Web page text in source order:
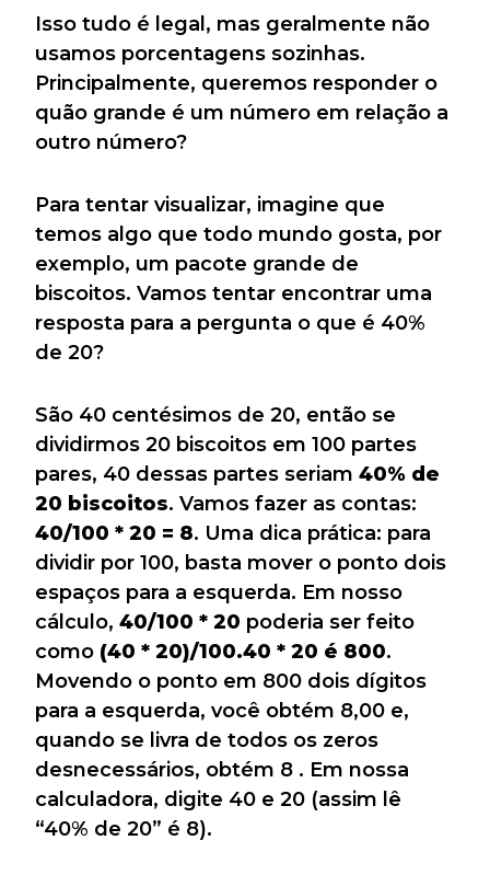
Isso tudo é legal, mas geralmente não
usamos porcentagens sozinhas.
Principalmente, queremos responder o
quão grande é um número em relação a
outro número?
Para tentar visualizar, imagine que
temos algo que todo mundo gosta, por
exemplo, um pacote grande de
biscoitos. Vamos tentar encontrar uma
resposta para a pergunta o que é 40%
de 20?
São 40 centésimos de 20, então se
dividirmos 20 biscoitos em 100 partes
pares, 40 dessas partes seriam 40% de
20 biscoitos. Vamos fazer as contas:
40/100 * 20 = 8. Uma dica prática: para
dividir por 100, basta mover o ponto dois
espaços para a esquerda. Em nosso
cálculo, 40/100 * 20 poderia ser feito
como (40 * 20)/100.40 * 20 é 800.
Movendo o ponto em 800 dois dígitos
para a esquerda, você obtém 8,00 e,
quando se livra de todos os zeros
desnecessários, obtém 8 . Em nossa
calculadora, digite 40 e 20 (assim lê
“40% de 20” é 8).